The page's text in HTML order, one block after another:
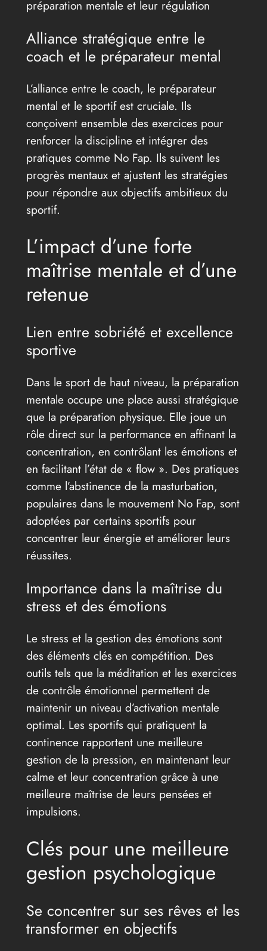
préparation mentale et leur régulation
Alliance stratégique entre le
coach et le préparateur mental
L’alliance entre le coach, le préparateur
mental et le sportif est cruciale. Ils
conçoivent ensemble des exercices pour
renforcer la discipline et intégrer des
pratiques comme No Fap. Ils suivent les
progrès mentaux et ajustent les stratégies
pour répondre aux objectifs ambitieux du
sportif.
L’impact d’une forte
maîtrise mentale et d’une
retenue
Lien entre sobriété et excellence
sportive
Dans le sport de haut niveau, la préparation
mentale occupe une place aussi stratégique
que la préparation physique. Elle joue un
rôle direct sur la performance en affinant la
concentration, en contrôlant les émotions et
en facilitant l’état de « flow ». Des pratiques
comme l’abstinence de la masturbation,
populaires dans le mouvement No Fap, sont
adoptées par certains sportifs pour
concentrer leur énergie et améliorer leurs
réussites.
Importance dans la maîtrise du
stress et des émotions
Le stress et la gestion des émotions sont
des éléments clés en compétition. Des
outils tels que la méditation et les exercices
de contrôle émotionnel permettent de
maintenir un niveau d’activation mentale
optimal. Les sportifs qui pratiquent la
continence rapportent une meilleure
gestion de la pression, en maintenant leur
calme et leur concentration grâce à une
meilleure maîtrise de leurs pensées et
impulsions.
Clés pour une meilleure
gestion psychologique
Se concentrer sur ses rêves et les
transformer en objectifs